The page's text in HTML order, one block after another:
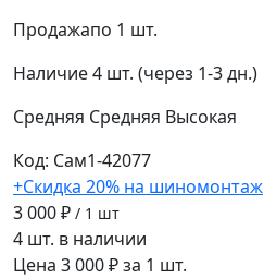
Продажапо 1 шт.
Наличие4 шт. (через 1-3 дн.)
Средняя Средняя Высокая
Код: Сам1-42077
+Скидка 20% на шиномонтаж
3 000 ₽ / 1 шт
4 шт. в наличии
Цена 3 000 ₽ за 1 шт.